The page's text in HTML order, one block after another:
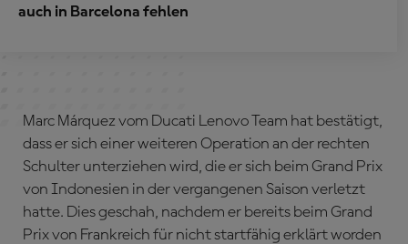
auch in Barcelona fehlen
Marc Márquez vom Ducati Lenovo Team hat bestätigt,
dass er sich einer weiteren Operation an der rechten
Schulter unterziehen wird, die er sich beim Grand Prix
von Indonesien in der vergangenen Saison verletzt
hatte. Dies geschah, nachdem er bereits beim Grand
Prix von Frankreich für nicht startfähig erklärt worden